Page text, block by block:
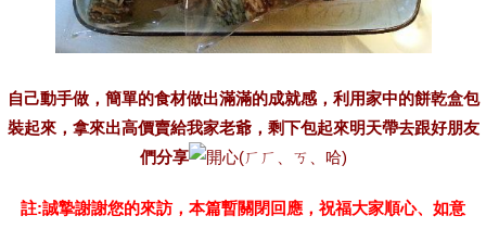
自己動手做，簡單的食材做出滿滿的成就感，利用家中的餅乾盒包
裝起來，拿來出高價賣給我家老爺，剩下包起來明天帶去跟好朋友
們分享
註:誠摯謝謝您的來訪，本篇暫關閉回應，祝福大家順心、如意